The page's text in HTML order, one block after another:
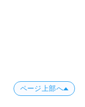
ページ上部へ